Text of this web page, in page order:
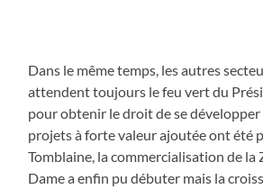
Dans le même temps, les autres
attendent toujours le feu vert du
pour obtenir le droit de se développer
projets à forte valeur ajoutée ont été
Tomblaine, la commercialisation de la
Dame a enfin pu débuter mais la